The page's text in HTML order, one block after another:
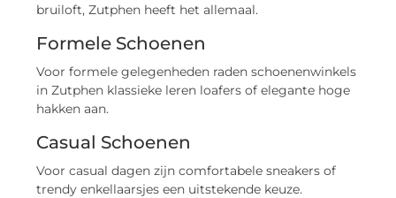
bruiloft, Zutphen heeft het allemaal.
Formele Schoenen
Voor formele gelegenheden raden schoenenwinkels
in Zutphen klassieke leren loafers of elegante hoge
hakken aan.
Casual Schoenen
Voor casual dagen zijn comfortabele sneakers of
trendy enkellaarsjes een uitstekende keuze.